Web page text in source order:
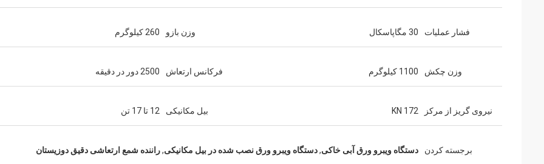
فشار عملیات 30 مگاپاسکال وزن بازو 260 کیلوگرم
وزن چکش 1100 کیلوگرم فرکانس ارتعاش 2500 دور در دقیقه
نیروی گریز از مرکز 172 KN بیل مکانیکی 12 تا 17 تن
برجسته کردن دستگاه ویبرو ورق آبی خاکی,دستگاه ویبرو ورق نصب شده در بیل مکانیکی,راننده شمع ارتعاشی دقیق دوزیستان